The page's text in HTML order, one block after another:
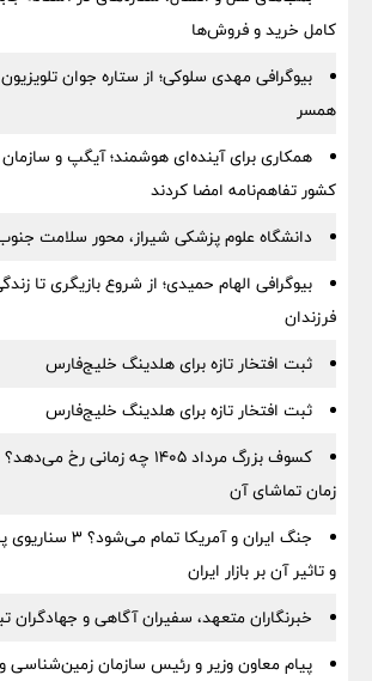
کامل خرید و فروش‌ها
بیوگرافی مهدی سلوکی؛ از ستاره جوان
همسر
همکاری برای آینده‌ای هوشمند؛ آیگپ و
کشور تفاهم‌نامه امضا کردند
دانشگاه علوم پزشکی شیراز، محور سلامت
بیوگرافی الهام حمیدی؛ از شروع بازیگری تا
فرزندان
ثبت افتخار تازه برای هلدینگ خلیج‌فارس
ثبت افتخار تازه برای هلدینگ خلیج‌فارس
کسوف بزرگ مرداد ۱۴۰۵ چه زمانی
زمان تماشای آن
جنگ ایران و آمریکا
و تاثیر آن بر بازار ایران
خبرنگاران متعهد، سفیران آگاهی و جهادگران
پیام معاون وزیر و رئیس سازمان زمین‌شناسی